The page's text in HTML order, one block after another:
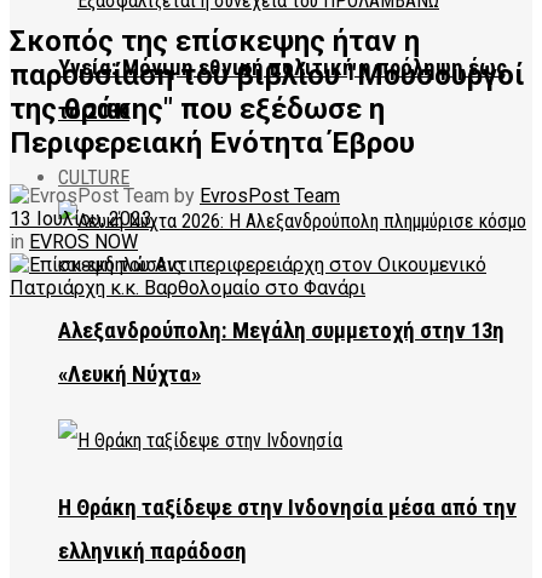
Υγεία: Μόνιμη εθνική πολιτική η πρόληψη έως
το 2030
CULTURE
Αλεξανδρούπολη: Μεγάλη συμμετοχή στην 13η
«Λευκή Νύχτα»
Η Θράκη ταξίδεψε στην Ινδονησία μέσα από την
ελληνική παράδοση
Σκοπός της επίσκεψης ήταν η
παρουσίαση του βιβλίου "Μουσουργοί
της θράκης" που εξέδωσε η
Περιφερειακή Ενότητα Έβρου
by EvrosPost Team
13 Ιουλίου, 2023
in EVROS NOW